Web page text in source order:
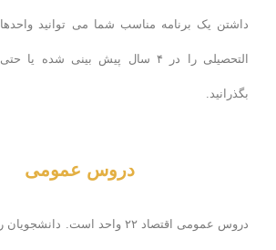
داشتن یک برنامه مناسب شما می توانید
التحصیلی را در ۴ سال پیش بینی شده
بگذرانید.
دروس عمومی
دروس عمومی اقتصاد ۲۲ واحد است.